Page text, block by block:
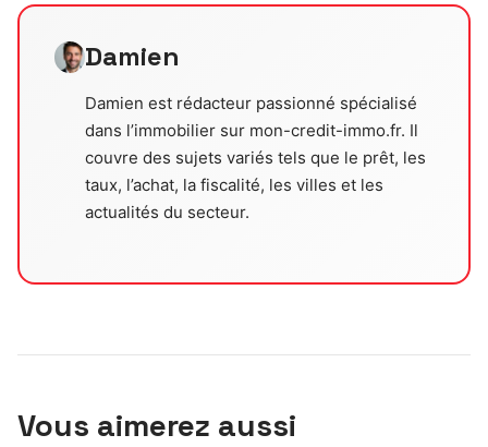
Damien
Damien est rédacteur passionné spécialisé
dans l’immobilier sur mon-credit-immo.fr. Il
couvre des sujets variés tels que le prêt, les
taux, l’achat, la fiscalité, les villes et les
actualités du secteur.
Vous aimerez aussi